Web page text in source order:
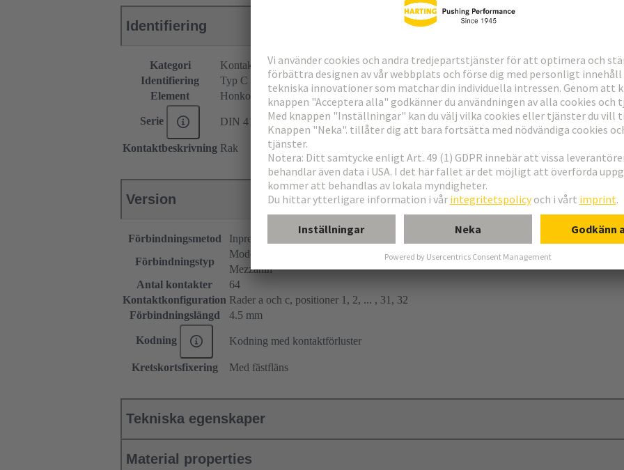
Identifiering
Kategori
Kontaktdon
Identifiering
Typ C
Element
Honkontakdon
Serie DIN 41612
Kontaktbeskrivning Rak
Version
Förbindningsmetod
Inpressningsterminering
Förbindningstyp
Moderkort till dotterkort
Mezzanin
Antal kontakter
64
Kontaktkonfiguration Rader a och c, positioner 1, 2, ... , 31, 32
Förbindningslängd
4.5 mm
Kodning Kodning med kontaktförluster
Kretskortsfixering Med fästfläns
Tekniska egenskaper
Material properties